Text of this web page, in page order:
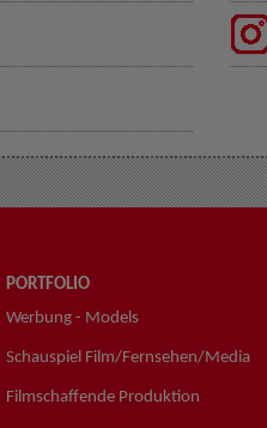
PORTFOLIO
Werbung - Models
Schauspiel Film/Fernsehen/Media
Filmschaffende Produktion